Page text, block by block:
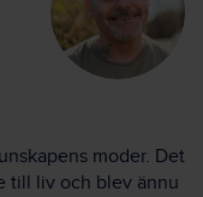
moder. Det
till liv och blev ännu